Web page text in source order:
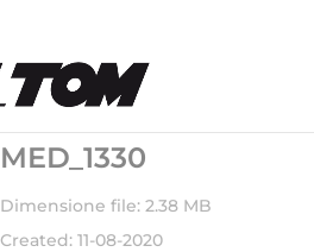
MED_1330
Dimensione file: 2.38 MB
Created: 11-08-2020